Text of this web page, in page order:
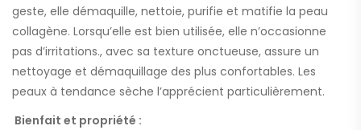
geste, elle démaquille, nettoie, purifie et matifie la peau
collagène. Lorsqu’elle est bien utilisée, elle n’occasionne
pas d’irritations., avec sa texture onctueuse, assure un
nettoyage et démaquillage des plus confortables. Les
peaux à tendance sèche l’apprécient particulièrement.
Bienfait et propriété :